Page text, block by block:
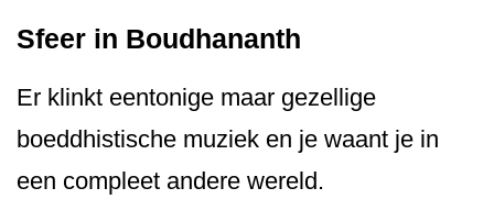
Sfeer in Boudhananth
Er klinkt eentonige maar gezellige
boeddhistische muziek en je waant je in
een compleet andere wereld.